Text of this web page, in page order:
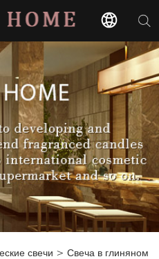
свечи > Свеча в глиняном